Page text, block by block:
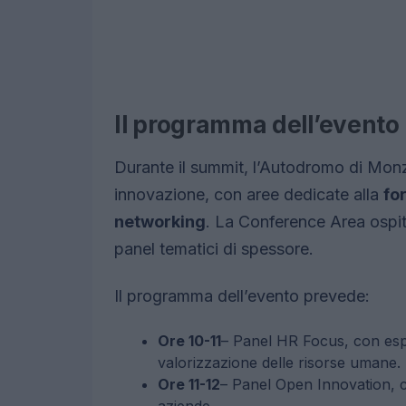
Il programma dell’evento
Durante il summit, l’Autodromo di
innovazione, con aree dedicate alla
networking. La Conference Area
panel tematici di spessore.
Il programma dell’evento prevede:
Ore 10-11– Panel HR Focus, con
valorizzazione delle risorse umane.
Ore 11-12– Panel Open Innovation,